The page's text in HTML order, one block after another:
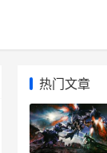
热门文章